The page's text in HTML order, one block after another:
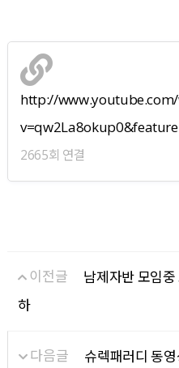
http://www.youtube.com/
2665회 연결
이전글
남제자반 모임
하
다음글 슈렉패러디 동